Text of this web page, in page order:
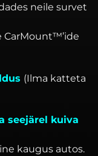
neile survet
(Ilma katteta
seejärel kuiva
kaugus autos.